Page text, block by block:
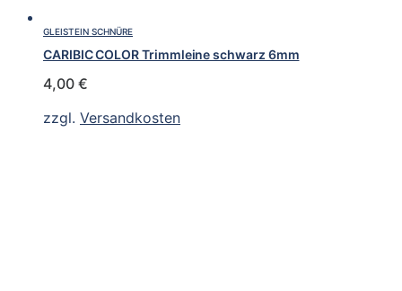
GLEISTEIN SCHNÜRE
CARIBIC COLOR Trimmleine schwarz 6mm
4,00 €
zzgl. Versandkosten